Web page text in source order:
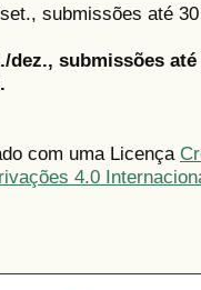
submissões até
submissões
com uma Licença
4.0